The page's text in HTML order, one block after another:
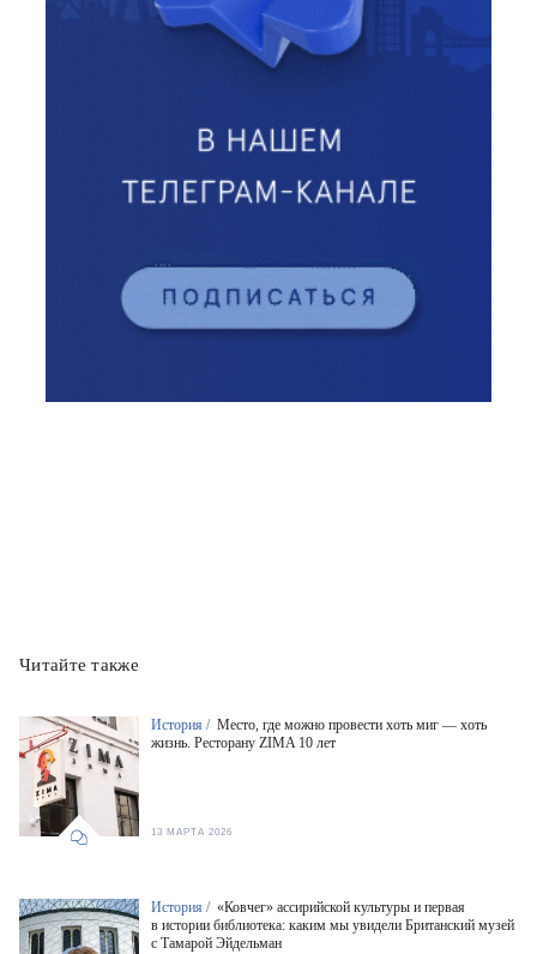
Читайте также
История / Место, где можно провести хоть миг — хоть
жизнь. Ресторану ZIMA 10 лет
13 МАРТА 2026
История / «Ковчег» ассирийской культуры и первая
в истории библиотека: каким мы увидели Британский музей
с Тамарой Эйдельман